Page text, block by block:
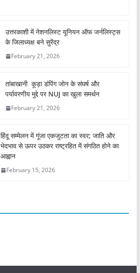
s
A
p
e
उत्तरकाशी में नेशनलिस्ट यूनियन ऑफ जर्नलिस्ट्स
के जिलाध्यक्ष बने सुरेंद्र
February 21, 2026
तांबाखानी कूड़ा डंपिंग जोन के संघर्ष और
पर्यावरणीय मुद्दे पर NUJ का खुला समर्थन
February 21, 2026
हिंदू सम्मेलन में गूंजा एकजुटता का स्वर; जाति और
भेदभाव से ऊपर उठकर राष्ट्रहित में संगठित होने का
आह्वान
February 15, 2026